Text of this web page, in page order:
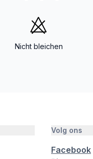
Nicht bleichen
Volg ons
Facebook